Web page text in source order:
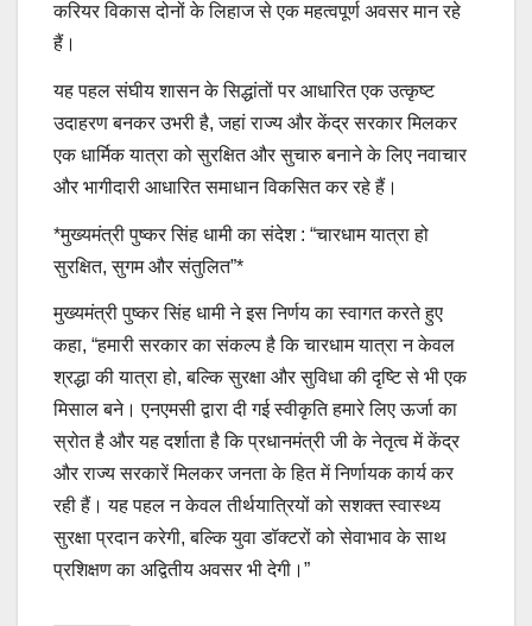
करियर विकास दोनों के लिहाज से एक महत्वपूर्ण अवसर मान रहे
हैं।
यह पहल संघीय शासन के सिद्धांतों पर आधारित एक उत्कृष्ट
उदाहरण बनकर उभरी है, जहां राज्य और केंद्र सरकार मिलकर
एक धार्मिक यात्रा को सुरक्षित और सुचारु बनाने के लिए नवाचार
और भागीदारी आधारित समाधान विकसित कर रहे हैं।
*मुख्यमंत्री पुष्कर सिंह धामी का संदेश : “चारधाम यात्रा हो
सुरक्षित, सुगम और संतुलित”*
मुख्यमंत्री पुष्कर सिंह धामी ने इस निर्णय का स्वागत करते हुए
कहा, “हमारी सरकार का संकल्प है कि चारधाम यात्रा न केवल
श्रद्धा की यात्रा हो, बल्कि सुरक्षा और सुविधा की दृष्टि से भी एक
मिसाल बने। एनएमसी द्वारा दी गई स्वीकृति हमारे लिए ऊर्जा का
स्रोत है और यह दर्शाता है कि प्रधानमंत्री जी के नेतृत्व में केंद्र
और राज्य सरकारें मिलकर जनता के हित में निर्णायक कार्य कर
रही हैं। यह पहल न केवल तीर्थयात्रियों को सशक्त स्वास्थ्य
सुरक्षा प्रदान करेगी, बल्कि युवा डॉक्टरों को सेवाभाव के साथ
प्रशिक्षण का अद्वितीय अवसर भी देगी।”